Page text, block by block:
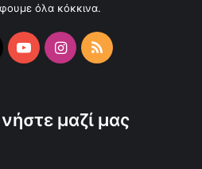
όλα κόκκινα.
X YouTubeInstagram
RSS
μαζί μας